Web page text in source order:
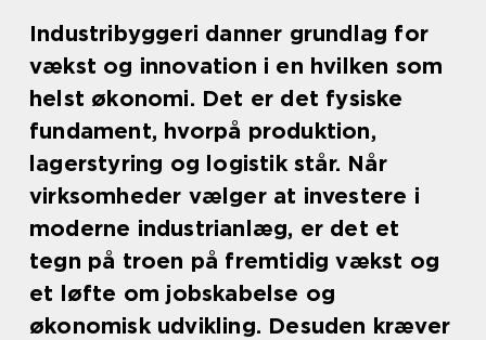
Industribyggeri danner grundlag for
vækst og innovation i en hvilken som
helst økonomi. Det er det fysiske
fundament, hvorpå produktion,
lagerstyring og logistik står. Når
virksomheder vælger at investere i
moderne industrianlæg, er det et
tegn på troen på fremtidig vækst og
et løfte om jobskabelse og
økonomisk udvikling. Desuden kræver